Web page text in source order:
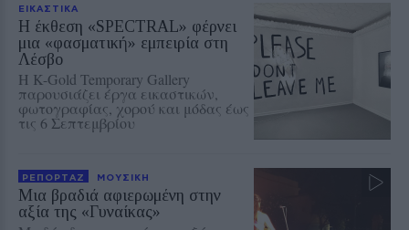
ΕΙΚΑΣΤΙΚΑ
Η έκθεση «SPECTRAL» φέρνει
μια «φασματική» εμπειρία στη
Λέσβο
Η K-Gold Temporary Gallery
παρουσιάζει έργα εικαστικών,
φωτογραφίας, χορού και μόδας έως
τις 6 Σεπτεμβρίου
ΡΕΠΟΡΤΑΖ ΜΟΥΣΙΚΗ
Μια βραδιά αφιερωμένη στην
αξία της «Γυναίκας»